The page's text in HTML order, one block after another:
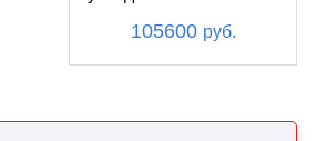
105600 руб.